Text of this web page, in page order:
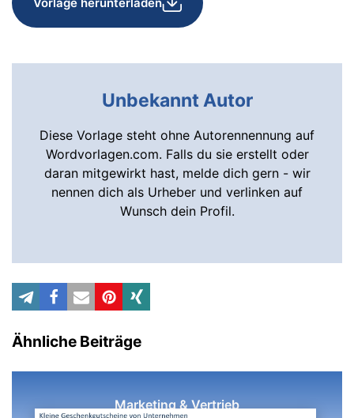
Unbekannt Autor
Diese Vorlage steht ohne Autorennennung auf
Wordvorlagen.com. Falls du sie erstellt oder
daran mitgewirkt hast, melde dich gern - wir
nennen dich als Urheber und verlinken auf
Wunsch dein Profil.
Ähnliche Beiträge
Marketing & Vertrieb